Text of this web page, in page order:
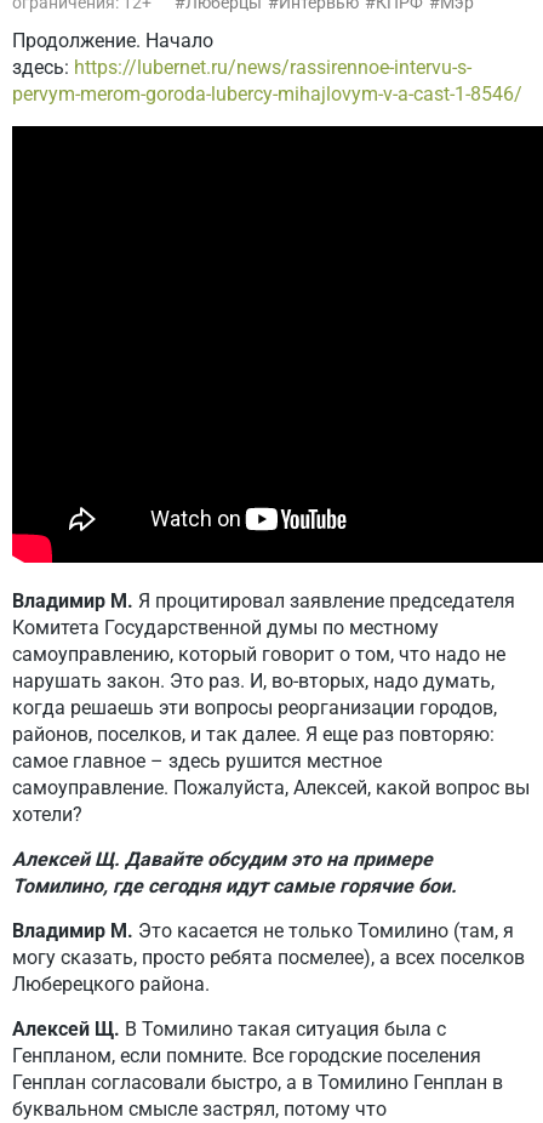
Продолжение. Начало
здесь: https://lubernet.ru/news/rassirennoe-intervu-s-
pervym-merom-goroda-lubercy-mihajlovym-v-a-cast-1-8546/
Владимир М. Я процитировал заявление председателя
Комитета Государственной думы по местному
самоуправлению, который говорит о том, что надо не
нарушать закон. Это раз. И, во-вторых, надо думать,
когда решаешь эти вопросы реорганизации городов,
районов, поселков, и так далее. Я еще раз повторяю:
самое главное – здесь рушится местное
самоуправление. Пожалуйста, Алексей, какой вопрос вы
хотели?
Алексей Щ. Давайте обсудим это на примере
Томилино, где сегодня идут самые горячие бои.
Владимир М. Это касается не только Томилино (там, я
могу сказать, просто ребята посмелее), а всех поселков
Люберецкого района.
Алексей Щ. В Томилино такая ситуация была с
Генпланом, если помните. Все городские поселения
Генплан согласовали быстро, а в Томилино Генплан в
буквальном смысле застрял, потому что